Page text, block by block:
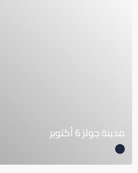
مدينة جولز 6 أكتوبر